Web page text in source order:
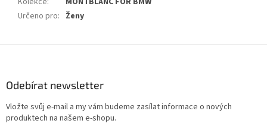
Určeno pro: Ženy
Odebírat newsletter
Vložte svůj e-mail a my vám budeme zasílat informace o nových
produktech na našem e-shopu.